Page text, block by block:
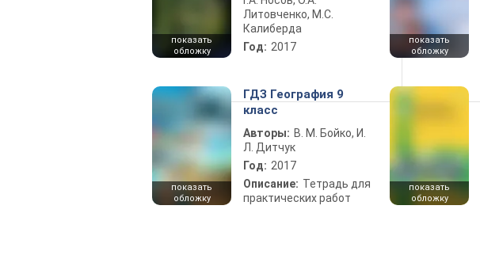
показать
обложку
Литовченко, М.С.
Калиберда
Год: 2017
показать
обложку
показать
обложку
ГДЗ География 9
класс
Авторы: В. М. Бойко, И.
Л. Дитчук
Год: 2017
Описание: Тетрадь для
практических работ
показать
обложку